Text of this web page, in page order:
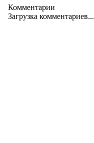
Комментарии
Загрузка комментариев...